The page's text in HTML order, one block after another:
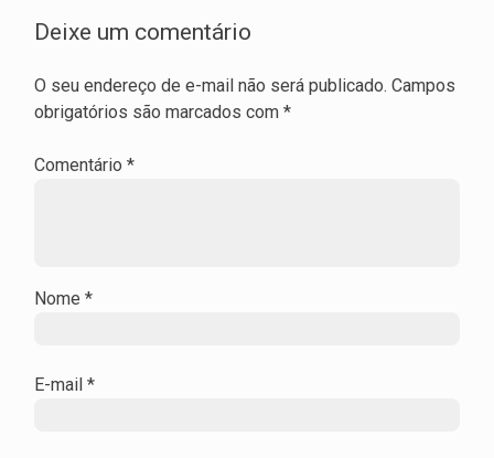
Deixe um comentário
O seu endereço de e-mail não será publicado. Campos
obrigatórios são marcados com*
Comentário*
Nome*
E-mail*